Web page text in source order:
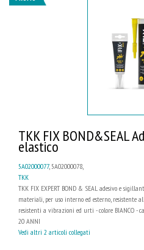
TKK FIX BOND&SEAL
elastico
5A02000077, 5A02000078,
TKK
TKK FIX EXPERT BOND & SEAL adesivo e
materiali, per uso interno ed esterno,
resistenti a vibrazioni ed urti - colore BIANCO -
20 ANNI
Vedi altri 2 articoli collegati